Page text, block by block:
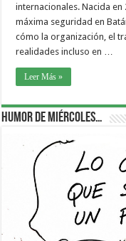
internacionales. Nacida
máxima seguridad en
cómo la organización, el
realidades incluso en …
Leer Más »
Humor de Miércoles…